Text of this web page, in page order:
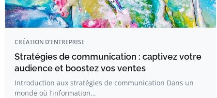
CRÉATION D’ENTREPRISE
Stratégies de communication : captivez votre
audience et boostez vos ventes
Introduction aux stratégies de communication Dans un
monde où l’information…